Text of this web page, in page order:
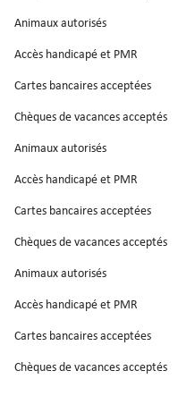
Animaux autorisés
Accès handicapé et PMR
Cartes bancaires acceptées
Chèques de vacances acceptés
Animaux autorisés
Accès handicapé et PMR
Cartes bancaires acceptées
Chèques de vacances acceptés
Animaux autorisés
Accès handicapé et PMR
Cartes bancaires acceptées
Chèques de vacances acceptés